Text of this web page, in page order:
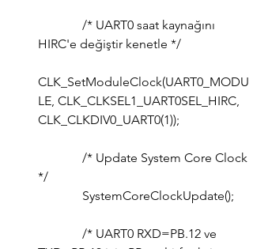
HIRC'e değiştir kenetle */
CLK_SetModuleClock(UART0_MODU
LE, CLK_CLKSEL1_UART0SEL_HIRC,
CLK_CLKDIV0_UART0(1));
*/
	    SystemCoreClockUpdate();